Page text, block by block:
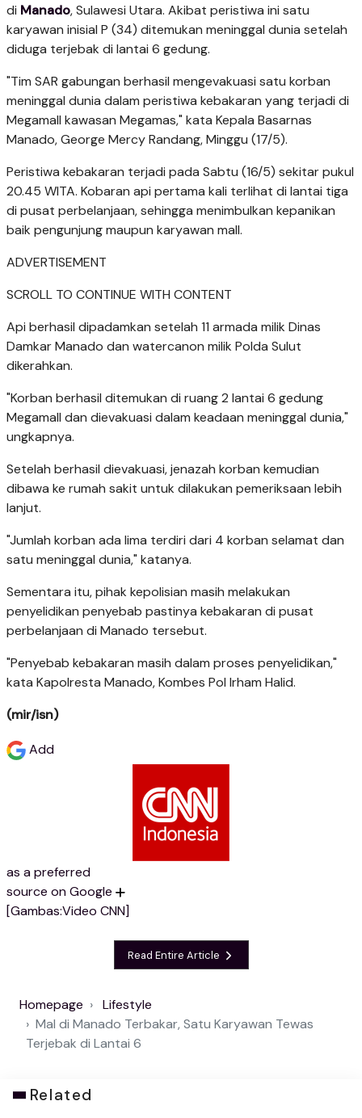
di Manado, Sulawesi Utara. Akibat peristiwa ini satu
karyawan inisial P (34) ditemukan meninggal dunia setelah
diduga terjebak di lantai 6 gedung.
"Tim SAR gabungan berhasil mengevakuasi satu korban
meninggal dunia dalam peristiwa kebakaran yang terjadi di
Megamall kawasan Megamas," kata Kepala Basarnas
Manado, George Mercy Randang, Minggu (17/5).
Peristiwa kebakaran terjadi pada Sabtu (16/5) sekitar pukul
20.45 WITA. Kobaran api pertama kali terlihat di lantai tiga
di pusat perbelanjaan, sehingga menimbulkan kepanikan
baik pengunjung maupun karyawan mall.
ADVERTISEMENT
SCROLL TO CONTINUE WITH CONTENT
Api berhasil dipadamkan setelah 11 armada milik Dinas
Damkar Manado dan watercanon milik Polda Sulut
dikerahkan.
"Korban berhasil ditemukan di ruang 2 lantai 6 gedung
Megamall dan dievakuasi dalam keadaan meninggal dunia,"
ungkapnya.
Setelah berhasil dievakuasi, jenazah korban kemudian
dibawa ke rumah sakit untuk dilakukan pemeriksaan lebih
lanjut.
"Jumlah korban ada lima terdiri dari 4 korban selamat dan
satu meninggal dunia," katanya.
Sementara itu, pihak kepolisian masih melakukan
penyelidikan penyebab pastinya kebakaran di pusat
perbelanjaan di Manado tersebut.
"Penyebab kebakaran masih dalam proses penyelidikan,"
kata Kapolresta Manado, Kombes Pol Irham Halid.
(mir/isn)
Add
as a preferred
source on Google
[Gambas:Video CNN]
Read Entire Article
Homepage
Lifestyle
Mal di Manado Terbakar, Satu Karyawan Tewas
Terjebak di Lantai 6
Related